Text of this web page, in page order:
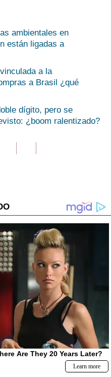
ambientales en
están ligadas a
a la
a Brasil ¿qué
dígito, pero se
¿boom ralentizado?